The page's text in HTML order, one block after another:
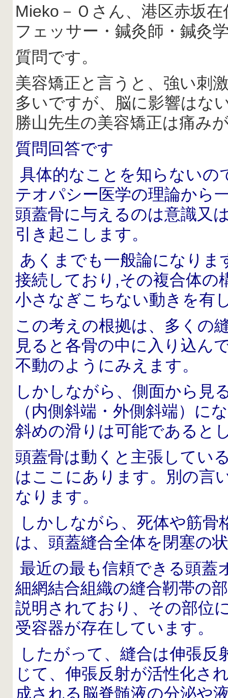
Mieko－Ｏさん、港区赤坂
フェッサー・鍼灸師・鍼灸
質問です。
美容矯正と言うと、強い刺
多いですが、脳に影響はな
勝山先生の美容矯正は痛み
質問回答です
具体的なことを知らないの
テオパシー医学の理論から
頭蓋骨に与えるのは意識又
引き起こします。
あくまでも一般論になりま
接続しており,その複合体の
小さなぎこちない動きを有
この考えの根拠は、多くの
見ると各骨の中に入り込ん
不動のようにみえます。
しかしながら、側面から見
（内側斜端・外側斜端）に
斜めの滑りは可能であると
頭蓋骨は動くと主張してい
はここにあります。別の言
なります。
しかしながら、死体や筋
は、頭蓋縫合全体を閉塞の
最近の最も信頼できる頭蓋
細網結合組織の縫合靭帯の
説明されており、その部位
受容器が存在しています。
したがって、縫合は伸張
じて、伸張反射が活性化さ
成される脳脊髄液の分泌や